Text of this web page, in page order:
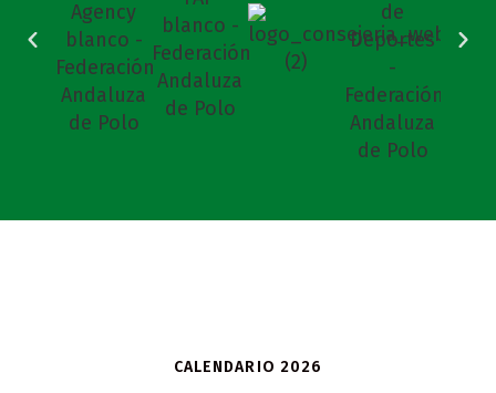
CALENDARIO 2026